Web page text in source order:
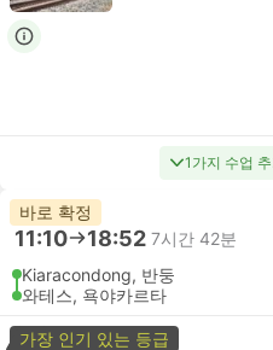
1가지 수업
바로 확정
11:10 18:52 7시간 42분
Kiaracondong, 반둥
와테스, 욕야카르타
가장 인기 있는 등급